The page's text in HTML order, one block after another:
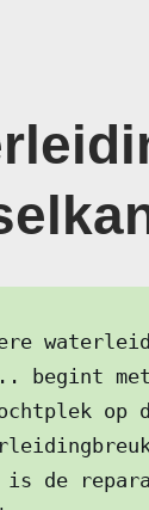
begint
op
is de